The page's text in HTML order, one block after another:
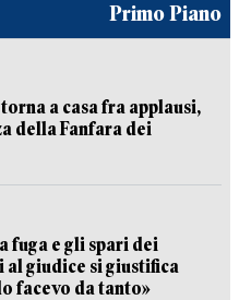
Primo Piano
a casa fra applausi,
della Fanfara dei
fuga e gli spari dei
al giudice si giustifica
facevo da tanto»